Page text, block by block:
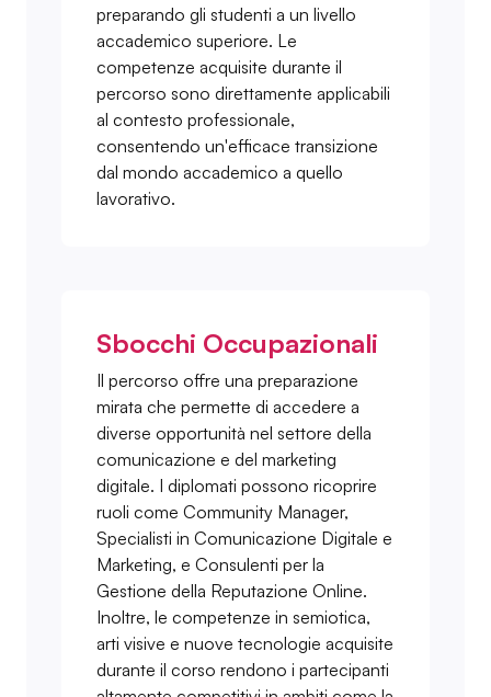
preparando gli studenti a un livello
accademico superiore. Le
competenze acquisite durante il
percorso sono direttamente applicabili
al contesto professionale,
consentendo un'efficace transizione
dal mondo accademico a quello
lavorativo.
Sbocchi Occupazionali
Il percorso offre una preparazione
mirata che permette di accedere a
diverse opportunità nel settore della
comunicazione e del marketing
digitale. I diplomati possono ricoprire
ruoli come Community Manager,
Specialisti in Comunicazione Digitale e
Marketing, e Consulenti per la
Gestione della Reputazione Online.
Inoltre, le competenze in semiotica,
arti visive e nuove tecnologie acquisite
durante il corso rendono i partecipanti